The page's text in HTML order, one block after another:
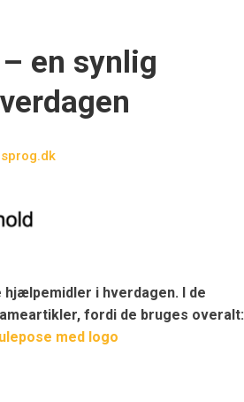
en synlig
i hverdagen. I de
fordi de bruges overalt:
med logo